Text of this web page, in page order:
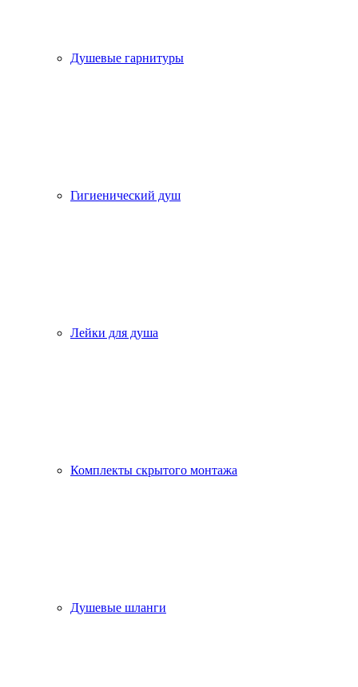
Душевые гарнитуры
Гигиенический душ
Лейки для душа
Комплекты скрытого монтажа
Душевые шланги